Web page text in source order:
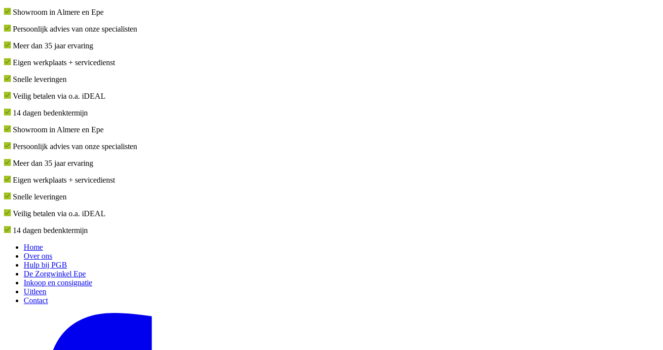
Showroom in Almere en Epe
Persoonlijk advies van onze specialisten
Meer dan 35 jaar ervaring
Eigen werkplaats + servicedienst
Snelle leveringen
Veilig betalen via o.a. iDEAL
14 dagen bedenktermijn
Showroom in Almere en Epe
Persoonlijk advies van onze specialisten
Meer dan 35 jaar ervaring
Eigen werkplaats + servicedienst
Snelle leveringen
Veilig betalen via o.a. iDEAL
14 dagen bedenktermijn
Home
Over ons
Hulp bij PGB
De Zorgwinkel Epe
Inkoop en consignatie
Uitleen
Contact